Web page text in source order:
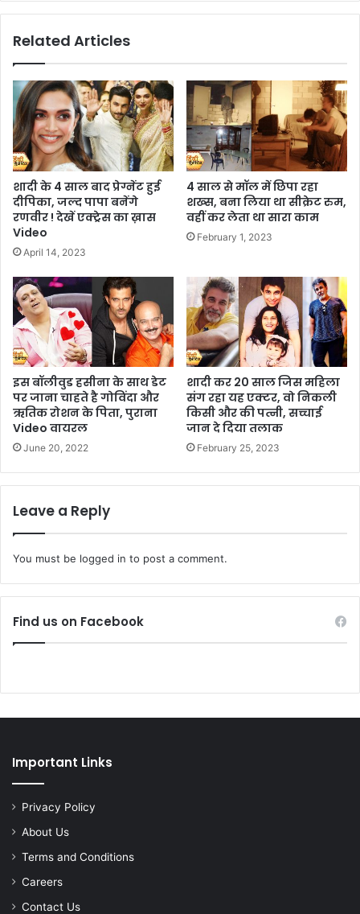
Related Articles
शादी के 4 साल बाद प्रेग्नेंट हुई
दीपिका, जल्द पापा बनेंगे
रणवीर ! देखें एक्ट्रेस का ख़ास
Video
April 14, 2023
4 साल से मॉल में छिपा रहा
शख्स, बना लिया था सीक्रेट रुम,
वहीं कर लेता था सारा काम
February 1, 2023
इस बॉलीवुड हसीना के साथ डेट
पर जाना चाहते है गोविंदा और
ऋतिक रोशन के पिता, पुराना
Video वायरल
June 20, 2022
शादी कर 20 साल जिस महिला
संग रहा यह एक्टर, वो निकली
किसी और की पत्नी, सच्चाई
जान दे दिया तलाक
February 25, 2023
Leave a Reply
You must be logged in to post a comment.
Find us on Facebook
Important Links
Privacy Policy
About Us
Terms and Conditions
Careers
Contact Us